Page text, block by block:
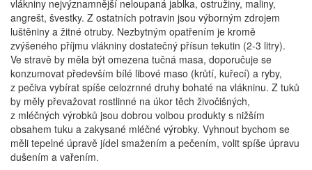
vlákniny nejvýznamnější neloupaná jablka, ostružiny, maliny,
angrešt, švestky. Z ostatních potravin jsou výborným zdrojem
luštěniny a žitné otruby. Nezbytným opatřením je kromě
zvýšeného příjmu vlákniny dostatečný přísun tekutin (2-3 litry).
Ve stravě by měla být omezena tučná masa, doporučuje se
konzumovat především bílé libové maso (krůtí, kuřecí) a ryby,
z pečiva vybírat spíše celozrnné druhy bohaté na vlákninu. Z tuků
by měly převažovat rostlinné na úkor těch živočišných,
z mléčných výrobků jsou dobrou volbou produkty s nižším
obsahem tuku a zakysané mléčné výrobky. Vyhnout bychom se
měli tepelné úpravě jídel smažením a pečením, volit spíše úpravu
dušením a vařením.